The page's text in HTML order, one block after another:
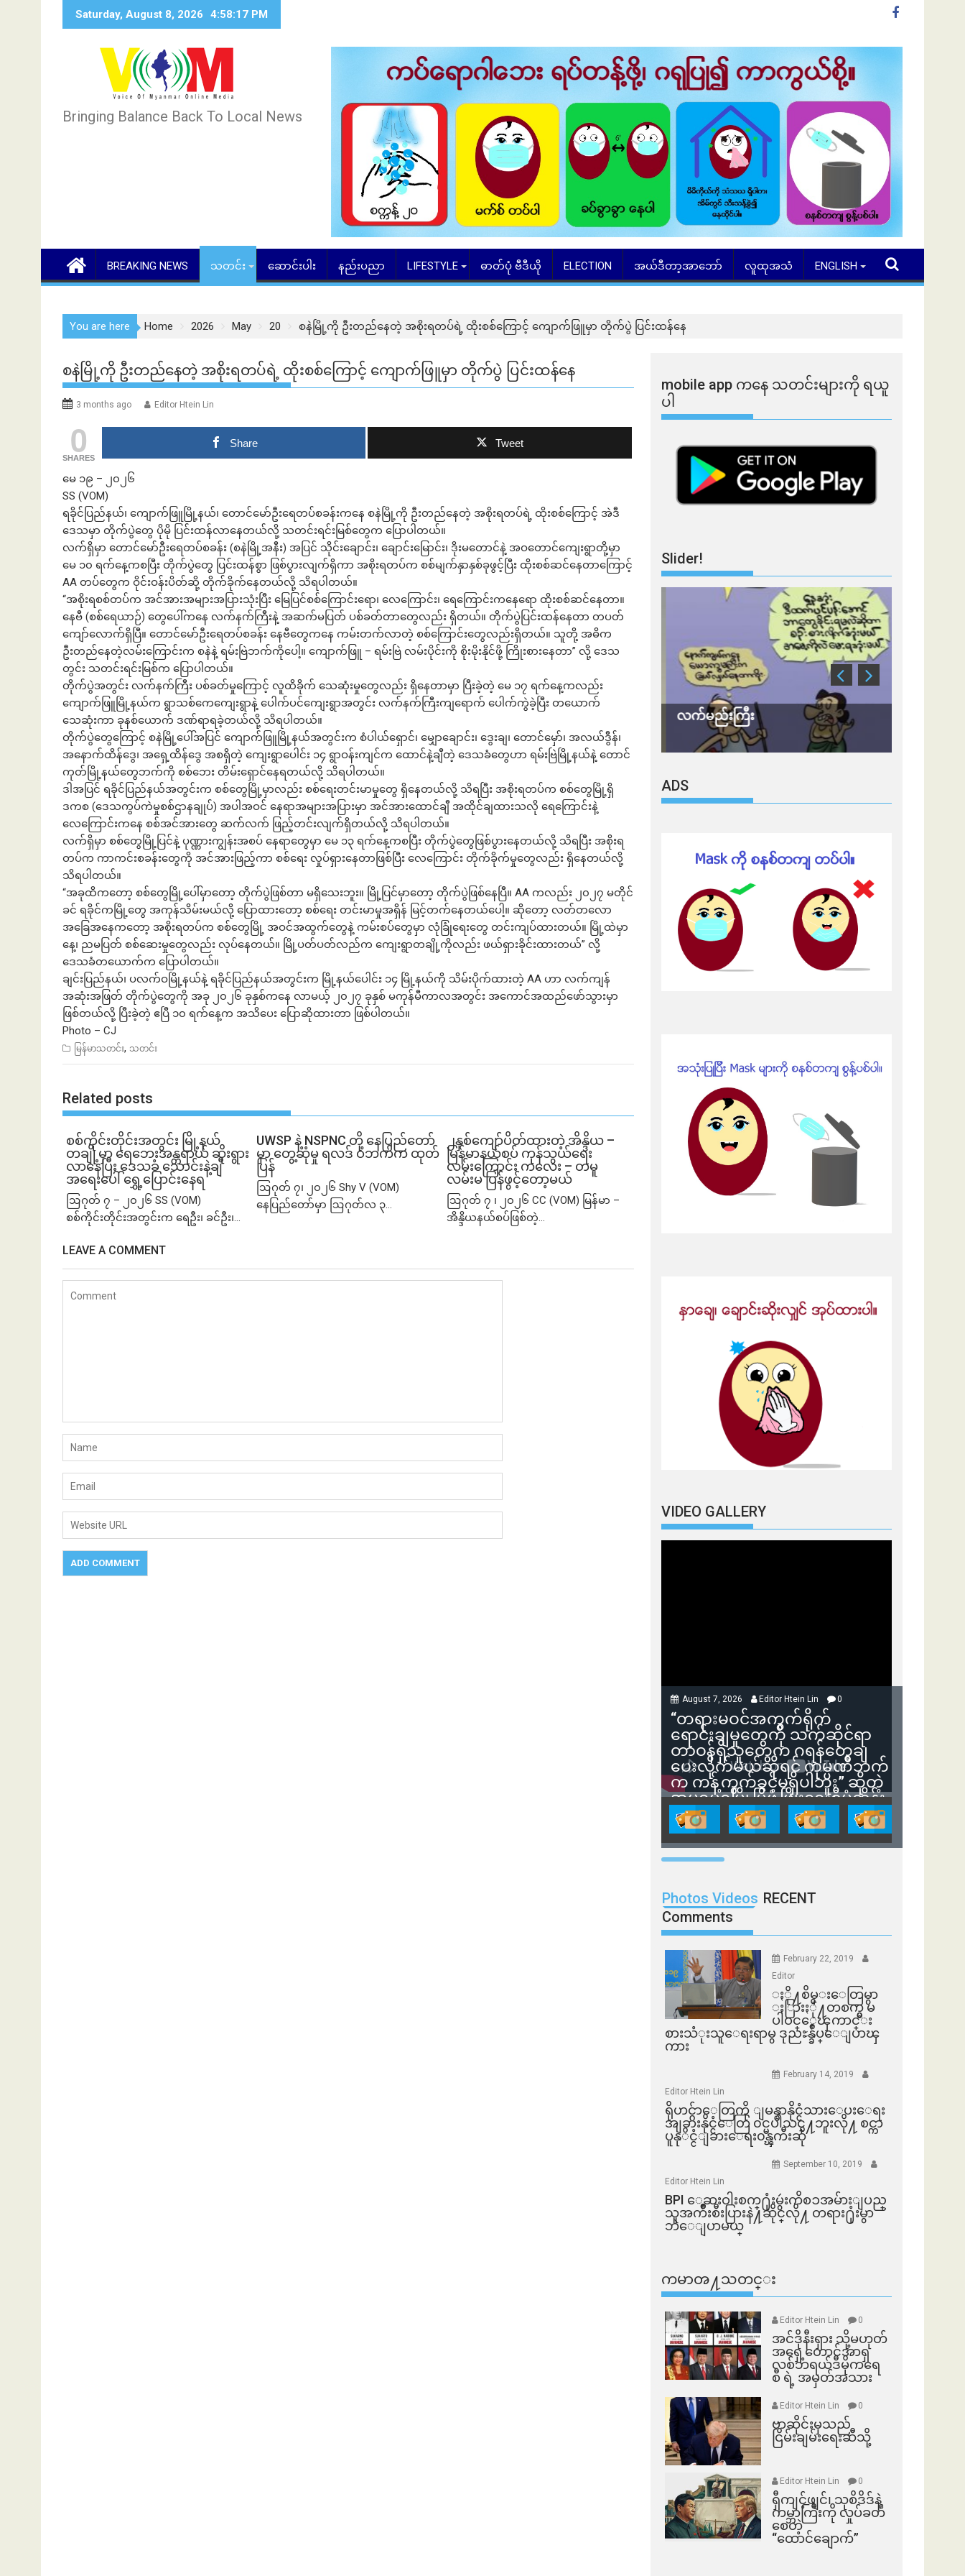
Saturday, August 8, 2026 4:58:18 PM
Bringing Balance Back To Local News
BREAKING NEWS သတင်း ဆောင်းပါး နည်းပညာ LIFESTYLE ဓာတ်ပုံ ဗီဒီယို ELECTION အယ်ဒီတာ့အာဘော် လူထုအသံ ENGLISH
You are here Home 2026 May 20 စနဲမြို့ကို ဦးတည်နေတဲ့ အစိုးရတပ်ရဲ့ ထိုးစစ်ကြောင့် ကျောက်ဖြူမှာ တိုက်ပွဲ ပြင်းထန်နေ
စနဲမြို့ကို ဦးတည်နေတဲ့ အစိုးရတပ်ရဲ့ ထိုးစစ်ကြောင့် ကျောက်ဖြူမှာ တိုက်ပွဲ ပြင်းထန်နေ
3 months ago Editor Htein Lin
0
SHARES
Share Tweet
မေ ၁၉ – ၂၀၂၆
SS (VOM)
ရခိုင်ပြည်နယ်၊ ကျောက်ဖြူမြို့နယ်၊ တောင်မော်ဦးရေတပ်စခန်းကနေ စနဲမြို့ကို ဦးတည်နေတဲ့ အစိုးရတပ်ရဲ့ ထိုးစစ်ကြောင့် အဲဒီ
ဒေသမှာ တိုက်ပွဲတွေ ပိုမို ပြင်းထန်လာနေတယ်လို့ သတင်းရင်းမြစ်တွေက ပြောပါတယ်။
လက်ရှိမှာ တောင်မော်ဦးရေတပ်စခန်း (စနဲမြို့အနီး) အပြင် သိုင်းချောင်း၊ ချောင်းမြောင်း၊ ဒိုးမတောင်နဲ့ အဝတောင်ကျေးရွာတို့မှာ
မေ ၁၀ ရက်နေ့ကစပြီး တိုက်ပွဲတွေ ပြင်းထန်စွာ ဖြစ်ပွားလျက်ရှိကာ အစိုးရတပ်က စစ်မျက်နှာနှစ်ခုဖွင့်ပြီး ထိုးစစ်ဆင်နေတာကြောင့်
AA တပ်တွေက ဝိုင်းဝန်းပိတ်ဆို့ တိုက်ခိုက်နေတယ်လို့ သိရပါတယ်။
“အစိုးရစစ်တပ်က အင်အားအများအပြားသုံးပြီး မြေပြင်စစ်ကြောင်းရော၊ လေကြောင်း၊ ရေကြောင်းကနေရော ထိုးစစ်ဆင်နေတာ။
နေဗီ (စစ်ရေယာဉ်) တွေပေါ်ကနေ လက်နက်ကြီးနဲ့ အဆက်မပြတ် ပစ်ခတ်တာတွေလည်း ရှိတယ်။ တိုက်ပွဲပြင်းထန်နေတာ တပတ်
ကျော်လောက်ရှိပြီ။ တောင်မော်ဦးရေတပ်စခန်း နေဗီတွေကနေ ကမ်းတက်လာတဲ့ စစ်ကြောင်းတွေလည်းရှိတယ်။ သူတို့ အဓိက
ဦးတည်နေတဲ့လမ်းကြောင်းက စနဲနဲ့ ရမ်းဗြဲဘက်ကိုပေါ့။ ကျောက်ဖြူ – ရမ်းဗြဲ လမ်းပိုင်းကို စိုးမိုးနိုင်ဖို့ ကြိုးစားနေတာ” လို့ ဒေသ
တွင်း သတင်းရင်းမြစ်က ပြောပါတယ်။
တိုက်ပွဲအတွင်း လက်နက်ကြီး ပစ်ခတ်မှုကြောင့် လူထိခိုက် သေဆုံးမှုတွေလည်း ရှိနေတာမှာ ပြီးခဲ့တဲ့ မေ ၁၇ ရက်နေ့ကလည်း
ကျောက်ဖြူမြို့နယ်က ရွာသစ်ကေကျေးရွာနဲ့ ပေါက်ပင်ကျေးရွာအတွင်း လက်နက်ကြီးကျရောက် ပေါက်ကွဲခဲ့ပြီး တယောက်
သေဆုံးကာ ခုနစ်ယောက် ဒဏ်ရာရခဲ့တယ်လို့ သိရပါတယ်။
တိုက်ပွဲတွေကြောင့် စနဲမြို့ပေါ်အပြင် ကျောက်ဖြူမြို့နယ်အတွင်းက စံပါယ်ရှောင်၊ မျှောချောင်း၊ ဒွေးချ၊ တောင်မှော်၊ အလယ်ဒွီန်၊
အနောက်ထိန်ဒွေ၊ အရှေ့ထိန်ဒွေ အစရှိတဲ့ ကျေးရွာပေါင်း ၁၄ ရွာဝန်းကျင်က ထောင်နဲ့ချီတဲ့ ဒေသခံတွေဟာ ရမ်းဗြဲမြို့နယ်နဲ့ တောင်
ကုတ်မြို့နယ်တွေဘက်ကို စစ်ဘေး တိမ်းရှောင်နေရတယ်လို့ သိရပါတယ်။
ဒါအပြင် ရခိုင်ပြည်နယ်အတွင်းက စစ်တွေမြို့မှာလည်း စစ်ရေးတင်းမာမှုတွေ ရှိနေတယ်လို့ သိရပြီး အစိုးရတပ်က စစ်တွေမြို့ရှိ
ဒကစ (ဒေသကွပ်ကဲမှုစစ်ဌာနချုပ်) အပါအဝင် နေရာအများအပြားမှာ အင်အားထောင်ချီ အထိုင်ချထားသလို ရေကြောင်းနဲ့
လေကြောင်းကနေ စစ်အင်အားတွေ ဆက်လက် ဖြည့်တင်းလျက်ရှိတယ်လို့ သိရပါတယ်။
လက်ရှိမှာ စစ်တွေမြို့ပြင်နဲ့ ပုဏ္ဏားကျွန်းအစပ် နေရာတွေမှာ မေ ၁၃ ရက်နေ့ကစပြီး တိုက်ပွဲတွေဖြစ်ပွားနေတယ်လို့ သိရပြီး အစိုးရ
တပ်က ကာကင်းစခန်းတွေကို အင်အားဖြည့်ကာ စစ်ရေး လှုပ်ရှားနေတာဖြစ်ပြီး လေကြောင်း တိုက်ခိုက်မှုတွေလည်း ရှိနေတယ်လို့
သိရပါတယ်။
“အခုထိကတော့ စစ်တွေမြို့ပေါ်မှာတော့ တိုက်ပွဲဖြစ်တာ မရှိသေးဘူး။ မြို့ပြင်မှာတော့ တိုက်ပွဲဖြစ်နေပြီ။ AA ကလည်း ၂၀၂၇ မတိုင်
ခင် ရခိုင်ကမြို့တွေ အကုန်သိမ်းမယ်လို့ ပြောထားတော့ စစ်ရေး တင်းမာမှုအရှိန် မြင့်တက်နေတယ်ပေါ့။ ဆိုတော့ လတ်တလော
အခြေအနေကတော့ အစိုးရတပ်က စစ်တွေမြို့ အဝင်အထွက်တွေနဲ့ ကမ်းစပ်တွေမှာ လုံခြုံရေးတွေ တင်းကျပ်ထားတယ်။ မြို့ထဲမှာ
နေ့၊ ညမပြတ် စစ်ဆေးမှုတွေလည်း လုပ်နေတယ်။ မြို့ပတ်ပတ်လည်က ကျေးရွာတချို့ကိုလည်း ဖယ်ရှားခိုင်းထားတယ်” လို့
ဒေသခံတယောက်က ပြောပါတယ်။
ချင်းပြည်နယ်၊ ပလက်ဝမြို့နယ်နဲ့ ရခိုင်ပြည်နယ်အတွင်းက မြို့နယ်ပေါင်း ၁၄ မြို့နယ်ကို သိမ်းပိုက်ထားတဲ့ AA ဟာ လက်ကျန်
အဆုံးအဖြတ် တိုက်ပွဲတွေကို အခု ၂၀၂၆ ခုနှစ်ကနေ လာမယ့် ၂၀၂၇ ခုနှစ် မကုန်မီကာလအတွင်း အကောင်အထည်ဖော်သွားမှာ
ဖြစ်တယ်လို့ ပြီးခဲ့တဲ့ ဧပြီ ၁၀ ရက်နေ့က အသိပေး ပြောဆိုထားတာ ဖြစ်ပါတယ်။
Photo – CJ
မြန်မာသတင်း, သတင်း
Related posts
စစ်ကိုင်းတိုင်းအတွင်း မြို့နယ်
တချို့မှာ ရေဘေးအန္တရာယ် ဆိုးရွား
လာနေပြီး ဒေသခံ သောင်းနဲ့ချီ
အရေးပေါ် ရွှေ့ပြောင်းနေရ
ဩဂုတ် ၇ – ၂၀၂၆ SS (VOM)
စစ်ကိုင်းတိုင်းအတွင်းက ရေဦး၊ ခင်ဦး၊...
UWSP နဲ့ NSPNC တို့ နေပြည်တော်
မှာ တွေ့ဆုံမှု ရလဒ် ဝဘက်က ထုတ်
ပြန်
ဩဂုတ် ၇၊ ၂၀၂၆ Shy V (VOM)
နေပြည်တော်မှာ ဩဂုတ်လ ၃...
၂နှစ်​ကျော်ပိတ်ထားတဲ့ အိန္ဒိယ –
မြန်မာနယ်စပ် ကုန်သွယ်ရေး
လမ်းကြောင်း ကလေး – တမူ
လမ်းမ ပြန်ဖွင့်တော့မယ်
ဩဂုတ် ၇ ၊ ၂၀၂၆ CC (VOM) မြန်မာ –
အိန္ဒိယနယ်စပ်ဖြစ်တဲ့...
LEAVE A COMMENT
mobile app ​​ကနေ ​​သတင်းများကို ရယူ
ပါ
Slider!
ဘဏ်နဲ့အကြွေး ဘာလျှော့မလဲ လက်မည်းကြီး
ADS
VIDEO GALLERY
August 7, 2026 Editor Htein Lin 0
“တရားမဝင်အကွက်ရိုက်
ရောင်းချမှုတွေကို သက်ဆိုင်ရာ
တာဝန်ရှိသူတွေက ဂရန်တွေချ
ပေးလိုက်မယ်ဆိုရင် ကုမ္ပဏီဘက်
က ကန့်ကွက်ခွင့်မရှိပါဘူး” ဆိုတဲ့
အမရပူရမြို့ပြဖွံ့ဖြိုးရေးစီမံကိန်း
ဒါရိုက်တာ ဦးဇော်ရဲဝင်းနဲ့ တွေ့ဆုံ
ခြင်း
Photos Videos RECENT
Comments
February 22, 2019
Editor
ႏို႔စိမ္းေတြမွာ
ႏြားႏို႔တစက္မွ မ
ပါဝင္ေၾကာင္း
စားသံုးသူေရးရာမွ ဒုညႊန္ခ်ဳပ္ေျပာၾ
ကား
February 14, 2019
Editor Htein Lin
ရိုဟင္ဂ်ာေတြကို ျမန္မာနိုင္ငံသားေပးေရး
အျခားနိုင္ငံေတြ ၀င္မပါသင္႔ဘူးလို႔ စင္ကာ
ပူနုိင္ငံျခားေရး၀န္ၾကီးဆို
September 10, 2019
Editor Htein Lin
BPI ​ေဆးဝါးစက္​႐ုံးမွဴးကိစၥအမ်ားျပည္​
သူအက်ိဳးစီးပြားနဲ႔ဆိုင္​လို႔ တရား႐ုံးမွာ
ဘဲေျပာမယ္​
ကမာၻ႔သတင္း
Editor Htein Lin 0
အင်ဒိုနီးရှား သို့မဟုတ်
အရှေ့တောင်အာရှ
လစ်ဘရယ်ဒီမိုကရေ
စီ ရဲ့ အမှတ်အသား
Editor Htein Lin 0
ဗာဆိုင်းမှသည်
ငြိမ်းချမ်းရေးဆီသို့
Editor Htein Lin 0
ရှီကျင့်ဖျင်၊ သုစိဒိဒ်နဲ့
ကမ္ဘာကြီးကို လှုပ်ခတ်
စေတဲ့
“ထောင်ချောက်”